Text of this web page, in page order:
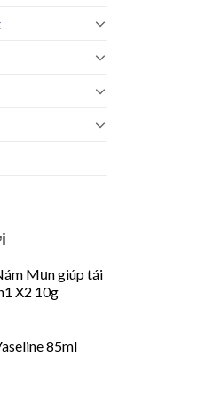
Mụn giúp tái
X2 10g
85ml